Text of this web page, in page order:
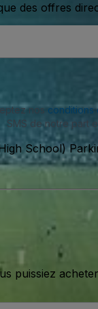
des offres
nosconditions
SMS de notre part
School)
puissiez